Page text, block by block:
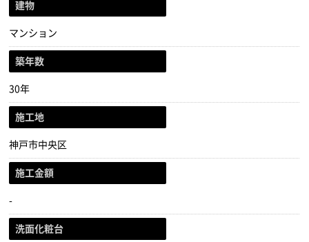
建物
マンション
築年数
30年
施工地
神戸市中央区
施工金額
-
洗面化粧台